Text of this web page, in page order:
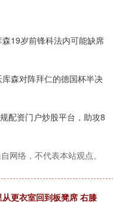
19岁前锋科法内可能缺席
森对阵拜仁的德国杯半决
配资门户炒股平台，助攻8
网络，不代表本站观点。
更衣室回到板凳席 右膝